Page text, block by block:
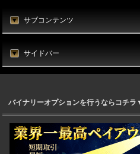
サブコンテンツ
サイドバー
バイナリーオプションを行うならコチラ